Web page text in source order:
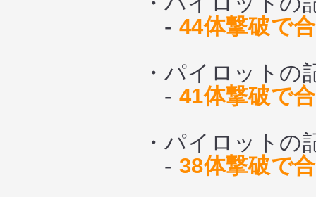
- 44体撃破で
・パイロットの
- 41体撃破で
・パイロットの
- 38体撃破で